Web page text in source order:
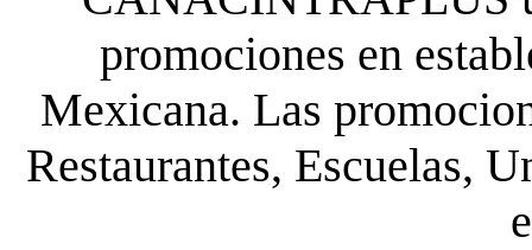
promociones en
Mexicana. Las
Restaurantes, Escuelas,